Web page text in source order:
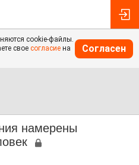
cookie-файлы.
свое согласие на
Согласен
намерены